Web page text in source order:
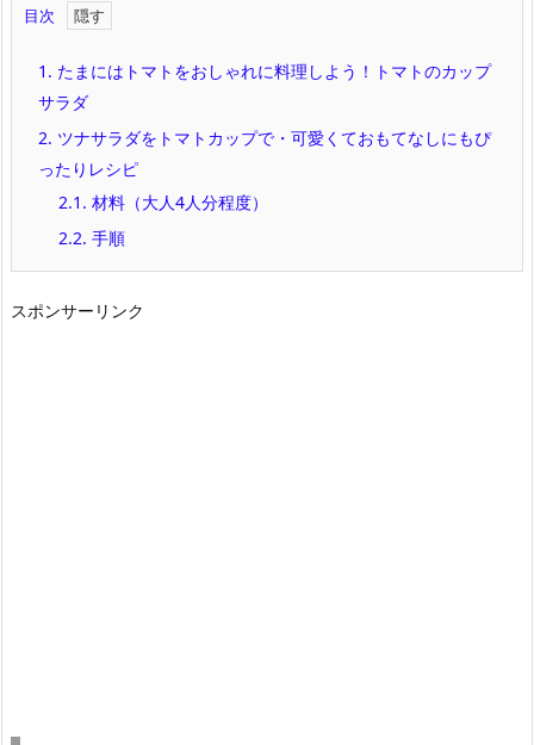
目次
1. たまにはトマトをおしゃれに料理しよう！トマトのカップ
サラダ
2. ツナサラダをトマトカップで・可愛くておもてなしにもぴ
ったりレシピ
2.1. 材料（大人4人分程度）
2.2. 手順
スポンサーリンク